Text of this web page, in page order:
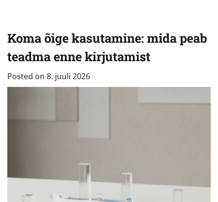
Koma õige kasutamine: mida peab
teadma enne kirjutamist
Posted on 8. juuli 2026